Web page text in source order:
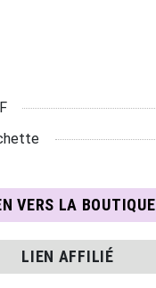
VERS LA BOUTIQUE
LIEN AFFILIÉ